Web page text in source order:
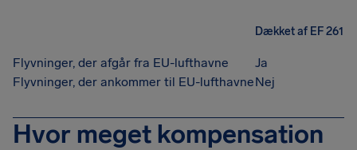
Dækket af EF 261
Flyvninger, der afgår fra EU-lufthavne
Ja
Flyvninger, der ankommer til EU-lufthavneNej
Hvor meget kompensation